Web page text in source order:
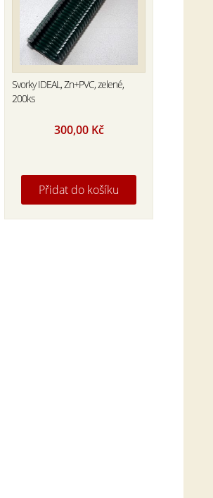
Svorky IDEAL, Zn+PVC, zelené,
200ks
300,00 Kč
Přidat do košíku